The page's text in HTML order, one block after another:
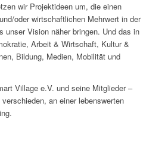
wir Projektideen um, die einen
oder wirtschaftlichen Mehrwert in der
unser Vision näher bringen. Und das in
Arbeit & Wirtschaft, Kultur &
Bildung, Medien, Mobilität und
Village e.V. und seine Mitglieder –
an einer lebenswerten